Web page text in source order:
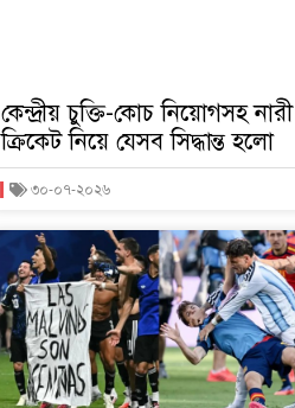
কেন্দ্রীয় চুক্তি-কোচ নিয়োগসহ নারী
ক্রিকেট নিয়ে যেসব সিদ্ধান্ত হলো
৩০-০৭-২০২৬